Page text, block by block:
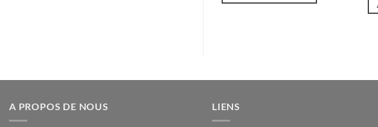
A PROPOS DE NOUS LIENS